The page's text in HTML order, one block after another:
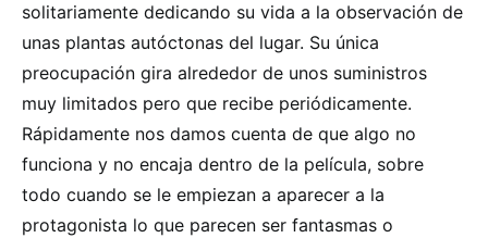
solitariamente dedicando su vida a la observación de
unas plantas autóctonas del lugar. Su única
preocupación gira alrededor de unos suministros
muy limitados pero que recibe periódicamente.
Rápidamente nos damos cuenta de que algo no
funciona y no encaja dentro de la película, sobre
todo cuando se le empiezan a aparecer a la
protagonista lo que parecen ser fantasmas o